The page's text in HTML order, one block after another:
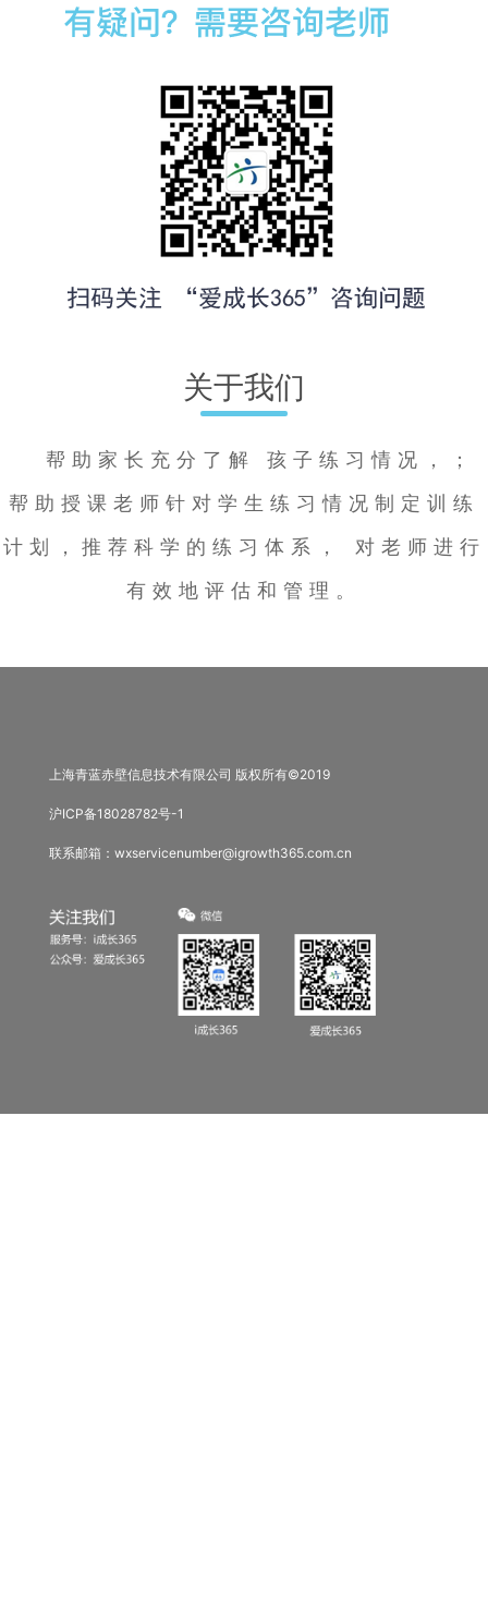
关于我们
帮助家长充分了解 孩子练习情况，；
帮助授课老师针对学生练习情况制定训练
计划，推荐科学的练习体系， 对老师进行
有效地评估和管理。
上海青蓝赤壁信息技术有限公司 版权所有©2019
沪ICP备18028782号-1
联系邮箱：wxservicenumber@igrowth365.com.cn